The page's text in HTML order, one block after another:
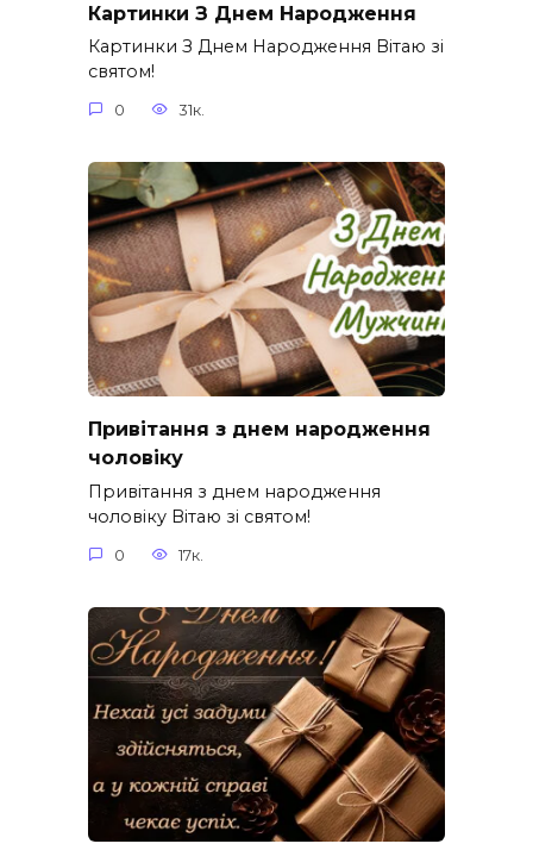
Картинки З Днем Народження
Картинки З Днем Народження Вітаю зі
святом!
0 31к.
Привітання з днем народження
чоловіку
Привітання з днем народження
чоловіку Вітаю зі святом!
0 17к.